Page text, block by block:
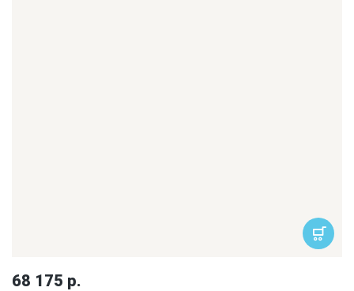
68 175 р.